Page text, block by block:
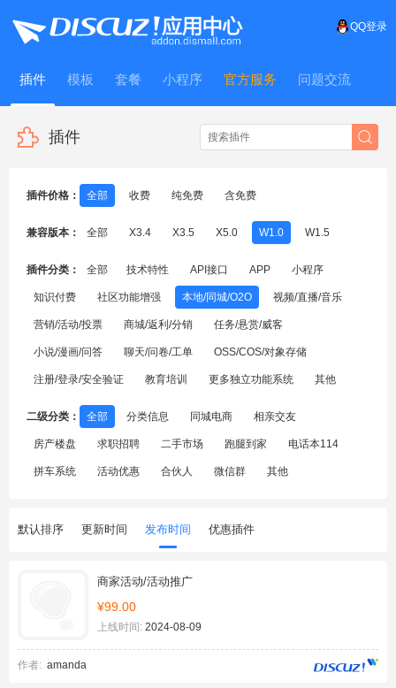
QQ登录
插件 模板 套餐 小程序 官方服务 问题交流
WitFrame
插件
插件价格： 全部 收费 纯免费 含免费
兼容版本： 全部 X3.4 X3.5 X5.0 W1.0 W1.5
插件分类： 全部 技术特性 API接口 APP 小程序
知识付费 社区功能增强 本地/同城/O2O 视频/直播/音乐
营销/活动/投票 商城/返利/分销 任务/悬赏/威客
小说/漫画/问答 聊天/问卷/工单 OSS/COS/对象存储
注册/登录/安全验证 教育培训 更多独立功能系统 其他
二级分类： 全部 分类信息 同城电商 相亲交友
房产楼盘 求职招聘 二手市场 跑腿到家 电话本114
拼车系统 活动优惠 合伙人 微信群 其他
默认排序 更新时间 发布时间 优惠插件
商家活动/活动推广
¥99.00
上线时间: 2024-08-09
作者: amanda